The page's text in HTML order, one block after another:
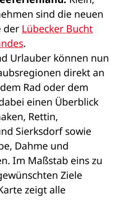
sind die neuen
der Lübecker Bucht
.
Urlauber können nun
direkt an
Rad oder dem
einen Überblick
Rettin,
Sierksdorf sowie
Dahme und
Im Maßstab eins zu
Ziele
zeigt alle